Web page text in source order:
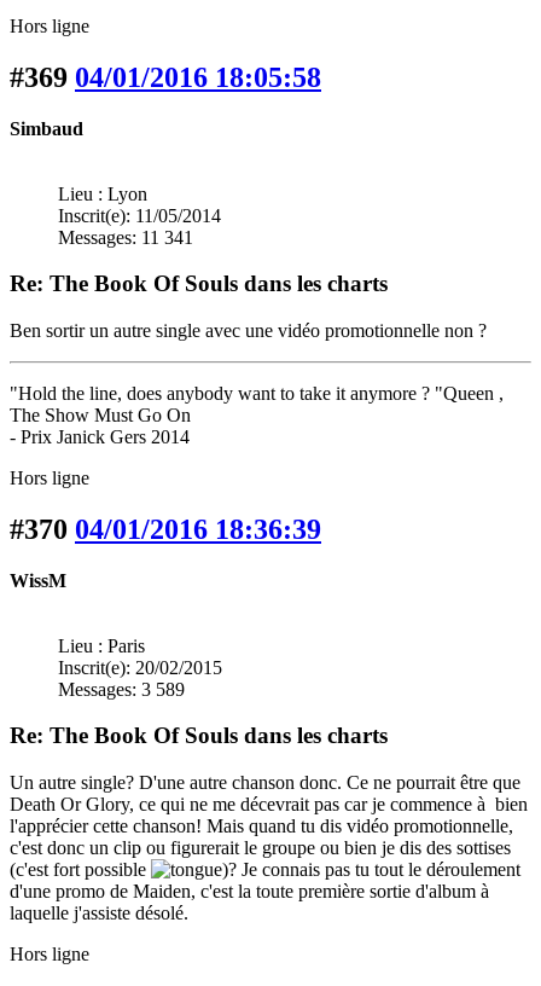
Hors ligne
#369 04/01/2016 18:05:58
Simbaud
Lieu : Lyon
Inscrit(e): 11/05/2014
Messages: 11 341
Re: The Book Of Souls dans les charts
Ben sortir un autre single avec une vidéo promotionnelle non ?
"Hold the line, does anybody want to take it anymore ? "Queen ,
The Show Must Go On
- Prix Janick Gers 2014
Hors ligne
#370 04/01/2016 18:36:39
WissM
Lieu : Paris
Inscrit(e): 20/02/2015
Messages: 3 589
Re: The Book Of Souls dans les charts
Un autre single? D'une autre chanson donc. Ce ne pourrait être que
Death Or Glory, ce qui ne me décevrait pas car je commence à bien
l'apprécier cette chanson! Mais quand tu dis vidéo promotionnelle,
c'est donc un clip ou figurerait le groupe ou bien je dis des sottises
(c'est fort possible
)? Je connais pas tu tout le déroulement
d'une promo de Maiden, c'est la toute première sortie d'album à
laquelle j'assiste désolé.
Hors ligne